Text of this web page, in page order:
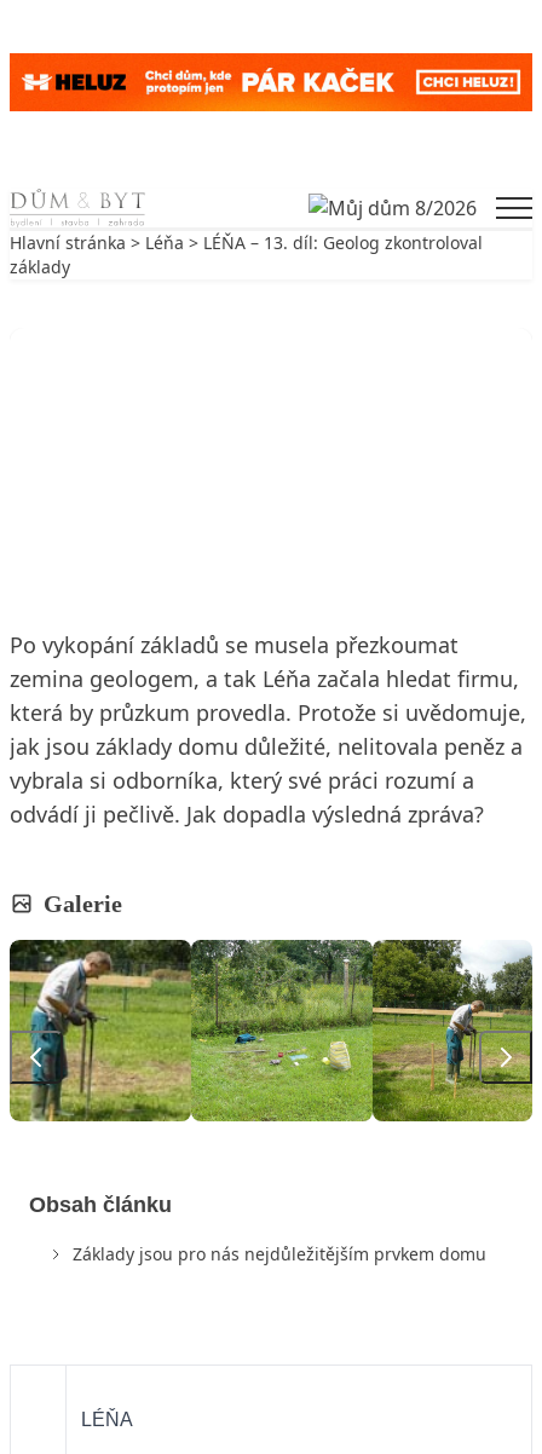
Skip to content
Hlavní stránka > Léňa > LÉŇA – 13. díl: Geolog zkontroloval
základy
Po vykopání základů se musela přezkoumat
zemina geologem, a tak Léňa začala hledat firmu,
která by průzkum provedla. Protože si uvědomuje,
jak jsou základy domu důležité, nelitovala peněz a
vybrala si odborníka, který své práci rozumí a
odvádí ji pečlivě. Jak dopadla výsledná zpráva?
Galerie
Obsah článku
Základy jsou pro nás nejdůležitějším prvkem domu
LÉŇA